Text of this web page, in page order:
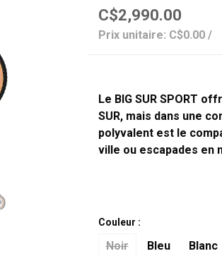
C$2,990.00
Prix unitaire: C$0.00 /
Le BIG SUR SPORT
SUR, mais dans une
polyvalent est le
ville ou escapades en
Couleur :
Noir Bleu Blanc